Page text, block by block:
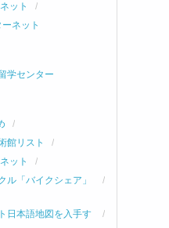
ット
ネット
学センター
館リスト
ット
ル「バイクシェア」
日本語地図を入手す